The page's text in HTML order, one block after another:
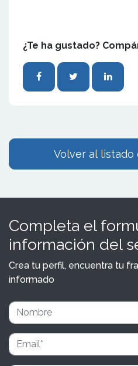
¿Te ha gustado?
Volver al listado
Completa el
información del
Crea tu perfil, encuentra tu
informado